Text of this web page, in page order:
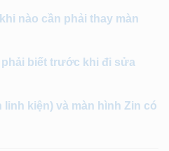
nào cần phải thay màn
biết trước khi đi sửa
linh kiện) và màn hình Zin có